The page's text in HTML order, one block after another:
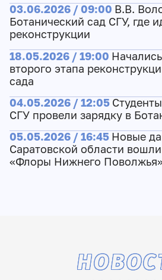
03.06.2026 / 09:00 В.В.
Ботанический сад СГУ, где
реконструкции
18.05.2026 / 19:00
второго этапа
сада
04.05.2026 / 12:05
СГУ провели зарядку в
05.05.2026 / 16:45 Новые
Саратовской области
«Флоры Нижнего